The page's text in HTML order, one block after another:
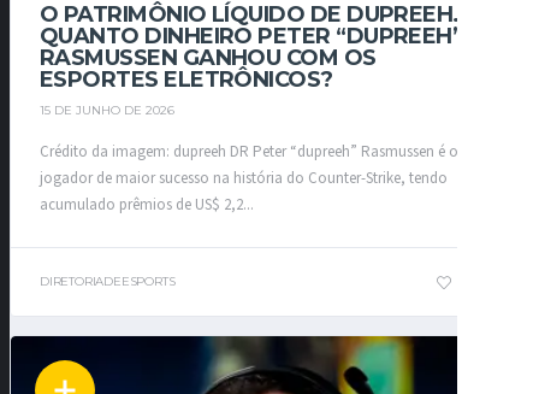
O PATRIMÔNIO LÍQUIDO DE DUPREEH.
QUANTO DINHEIRO PETER “DUPREEH”
RASMUSSEN GANHOU COM OS
ESPORTES ELETRÔNICOS?
15 DE JUNHO DE 2026
Crédito da imagem: dupreeh DR Peter “dupreeh” Rasmussen é o
jogador de maior sucesso na história do Counter-Strike, tendo
acumulado prêmios de US$ 2,2...
DIRETORIADEESPORTS